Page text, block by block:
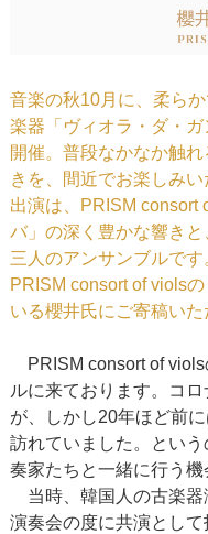
音楽の秋10月に、柔ら
楽器「ヴィオラ・ダ・
開催。普段なかなか触
きを、間近でお楽しみい
出演は、PRISM consort
バ」の深く豊かな響き
三人のアンサンブルです
PRISM consort of viols
いる櫻井氏にご寄稿いた
PRISM consort of viols
ルに来ております。コ
が、しかし20年ほど前
訪れていました。とい
奏家たちと一緒に行う機
当時、韓国人の古楽器
演奏会の度に共演とし